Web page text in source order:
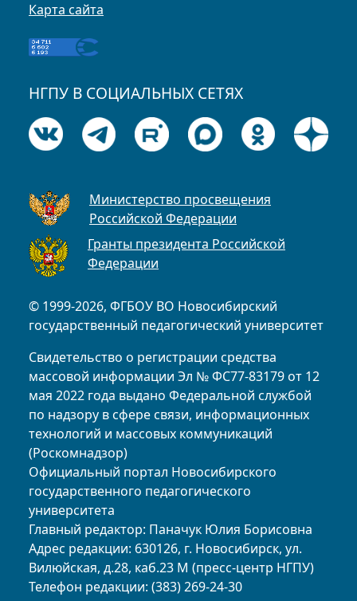
© 1999-2026, ФГБОУ ВО Новосибирский
государственный педагогический университет
Свидетельство о регистрации средства
массовой информации Эл № ФС77-83179 от 12
мая 2022 года выдано Федеральной службой
по надзору в сфере связи, информационных
технологий и массовых коммуникаций
(Роскомнадзор)
Официальный портал Новосибирского
государственного педагогического
университета
Главный редактор: Паначук Юлия Борисовна
Адрес редакции: 630126, г. Новосибирск, ул.
Вилюйская, д.28, каб.23 М (пресс-центр НГПУ)
Телефон редакции: (383) 269-24-30
Карта сайта
НГПУ В СОЦИАЛЬНЫХ СЕТЯХ
Министерство просвещения
Российской Федерации
Гранты президента Российской
Федерации